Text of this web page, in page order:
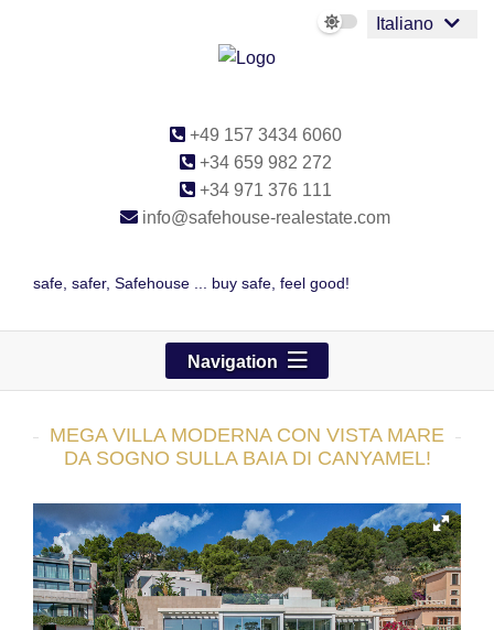
Italiano
+49 157 3434 6060
+34 659 982 272
+34 971 376 111
info@safehouse-realestate.com
safe, safer, Safehouse ... buy safe, feel good!
Navigation
MEGA VILLA MODERNA CON VISTA MARE
DA SOGNO SULLA BAIA DI CANYAMEL!